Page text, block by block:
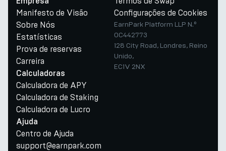
Manifesto de Visão
Sobre Nós
Estatísticas
Prova de reservas
Carreira
Calculadoras
Calculadora de APY
Calculadora de Staking
Calculadora de Lucro
Ajuda
Centro de Ajuda
support@earnpark.com
Configurações de Cookies
EarnPark Platform LLP N.º
OC442773
128 City Road, Londres, Reino
Unido,
EC1V 2NX